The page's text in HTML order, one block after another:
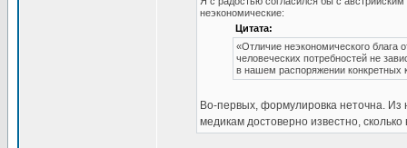
неэкономические:
Цитата:
«Отличие неэкономического блага
человеческих потребностей не
в нашем распоряжении конкретных
Во-первых, формулировка неточна. Из
медикам достоверно известно,